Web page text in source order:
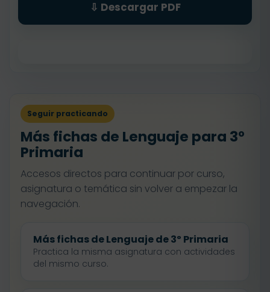
⇩ Descargar PDF
Seguir practicando
Más fichas de Lenguaje para 3º
Primaria
Accesos directos para continuar por curso,
asignatura o temática sin volver a empezar la
navegación.
Más fichas de Lenguaje de 3º Primaria
Practica la misma asignatura con actividades
del mismo curso.